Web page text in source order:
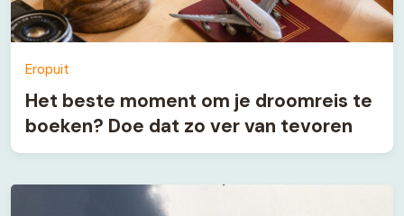
Eropuit
Het beste moment om je droomreis te
boeken? Doe dat zo ver van tevoren